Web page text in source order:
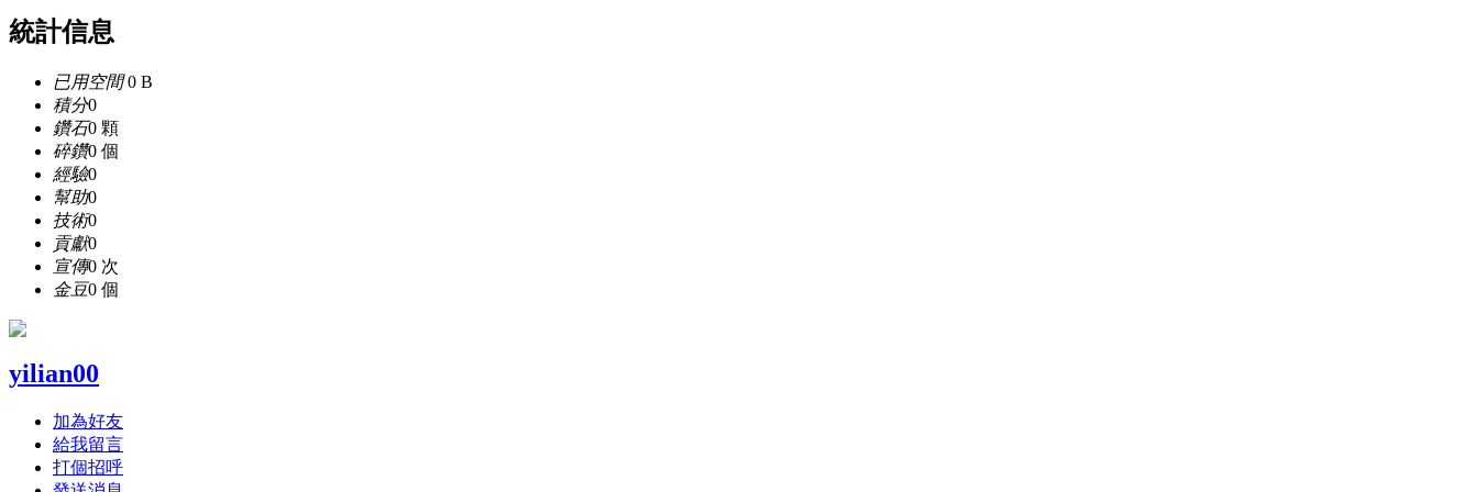
統計信息
已用空間0 B
積分0
鑽石0 顆
碎鑽0 個
經驗0
幫助0
技術0
貢獻0
宣傳0 次
金豆0 個
yilian00
加為好友
給我留言
打個招呼